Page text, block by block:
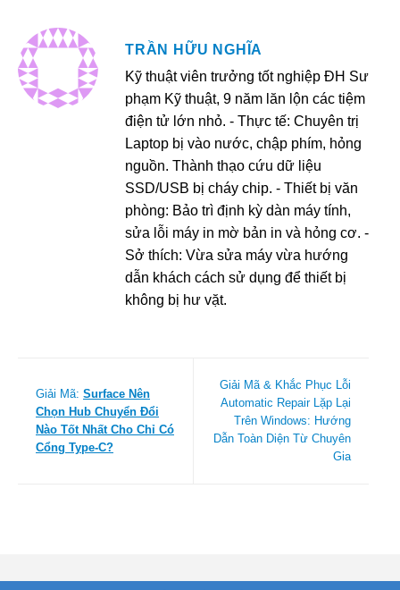
TRẦN HỮU NGHĨA
Kỹ thuật viên trưởng tốt nghiệp ĐH Sư
phạm Kỹ thuật, 9 năm lăn lộn các tiệm
điện tử lớn nhỏ. - Thực tế: Chuyên trị
Laptop bị vào nước, chập phím, hỏng
nguồn. Thành thạo cứu dữ liệu
SSD/USB bị cháy chip. - Thiết bị văn
phòng: Bảo trì định kỳ dàn máy tính,
sửa lỗi máy in mờ bản in và hỏng cơ. -
Sở thích: Vừa sửa máy vừa hướng
dẫn khách cách sử dụng để thiết bị
không bị hư vặt.
Giải Mã: Surface Nên
Chọn Hub Chuyển Đổi
Nào Tốt Nhất Cho Chỉ Có
Cổng Type-C?
Giải Mã & Khắc Phục Lỗi
Automatic Repair Lặp Lại
Trên Windows: Hướng
Dẫn Toàn Diện Từ Chuyên
Gia